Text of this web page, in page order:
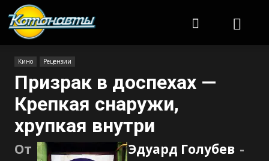
Кино Рецензии
Призрак в доспехах —
Крепкая снаружи,
хрупкая внутри
От Эдуард Голубев -